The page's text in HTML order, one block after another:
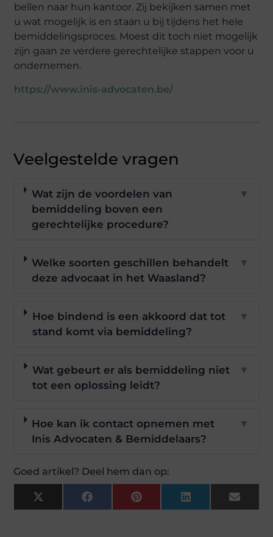
bellen naar hun kantoor. Zij bekijken samen met
u wat mogelijk is en staan u bij tijdens het hele
bemiddelingsproces. Moest dit toch niet mogelijk
zijn gaan ze verdere gerechtelijke stappen voor u
ondernemen.
https://www.inis-advocaten.be/
Veelgestelde vragen
Wat zijn de voordelen van
bemiddeling boven een
gerechtelijke procedure?
▼
Welke soorten geschillen behandelt
deze advocaat in het Waasland?
▼
Hoe bindend is een akkoord dat tot
stand komt via bemiddeling?
▼
Wat gebeurt er als bemiddeling niet
tot een oplossing leidt?
▼
Hoe kan ik contact opnemen met
Inis Advocaten & Bemiddelaars?
▼
Goed artikel? Deel hem dan op:
X
(Twitter)
FacebookPinterestLinkedInEmail